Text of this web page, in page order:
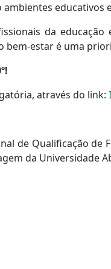
educativos
da
bem-estar é uma
através do link:
de Qualificação de
da Universidade